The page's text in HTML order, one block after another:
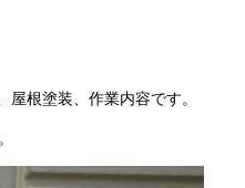
根塗装、作業内容です。